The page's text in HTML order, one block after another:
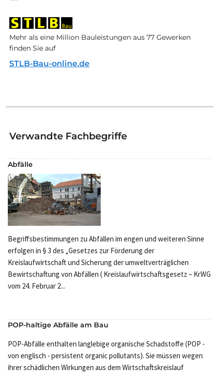
Mehr als eine Million Bauleistungen aus 77 Gewerken
finden Sie auf
STLB-Bau-online.de
Verwandte Fachbegriffe
Abfälle
Begriffsbestimmungen zu Abfällen im engen und weiteren Sinne
erfolgen in § 3 des „Gesetzes zur Förderung der
Kreislaufwirtschaft und Sicherung der umweltverträglichen
Bewirtschaftung von Abfällen ( Kreislaufwirtschaftsgesetz – KrWG
vom 24. Februar 2...
POP-haltige Abfälle am Bau
POP-Abfälle enthalten langlebige organische Schadstoffe (POP -
von englisch - persistent organic pollutants). Sie müssen wegen
ihrer schädlichen Wirkungen aus dem Wirtschaftskreislauf